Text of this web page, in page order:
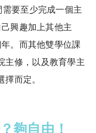
要至少完成一個主
興趣加上其他主
年。而其他雙學位課
主修，以及教育學主
而定。
夠自由！